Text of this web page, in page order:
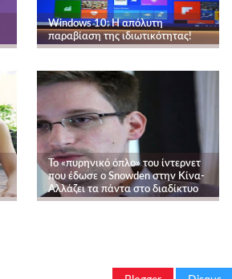
Windows 10: Η απόλυτη
παραβίαση της ιδιωτικότητας!
Το «πυρηνικό όπλο» του ίντερνετ
που έδωσε ο Snowden στην Κίνα-
Aλλάζει τα πάντα στο διαδίκτυο